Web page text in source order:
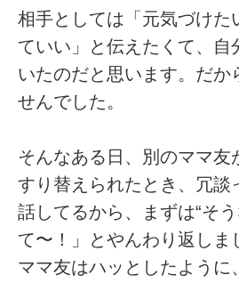
相手としては「元気づけた
ていい」と伝えたくて、自
いたのだと思います。だか
せんでした。
そんなある日、別のママ友
すり替えられたとき、冗談
話してるから、まずは“そ
て〜！」とやんわり返しま
ママ友はハッとしたよう